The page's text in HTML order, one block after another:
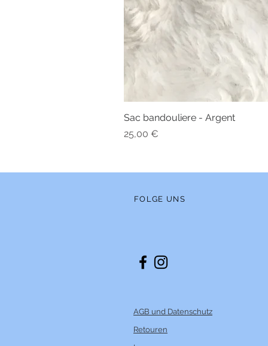
Sac bandouliere - Argent
Preis
25,00 €
FOLGE UNS
AGB und Datenschutz
Retouren